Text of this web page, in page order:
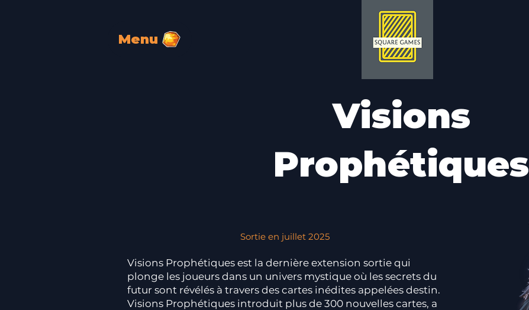
Menu
Visions
Prophétiques
Sortie en juillet 2025
Visions Prophétiques est la dernière extension sortie qui
plonge les joueurs dans un univers mystique où les secrets du
futur sont révélés à travers des cartes inédites appelées destin.
Visions Prophétiques introduit plus de 300 nouvelles cartes, a